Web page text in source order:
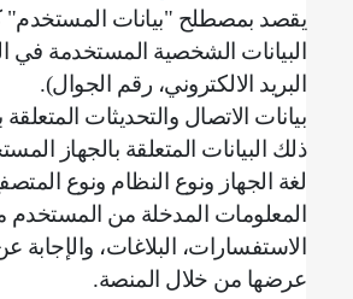
يقصد بمصطلح "بيانات المستخدم"
‌البيانات الشخصية المستخدمة في
البريد الالكتروني، رقم الجوال).
بيانات الاتصال والتحديثات المتعلقة
ذلك البيانات المتعلقة بالجهاز
لغة الجهاز ونوع النظام ونوع المتصفح
‌المعلومات المدخلة من المستخدم
الاستفسارات، البلاغات، والإجابة
عرضها من خلال المنصة.